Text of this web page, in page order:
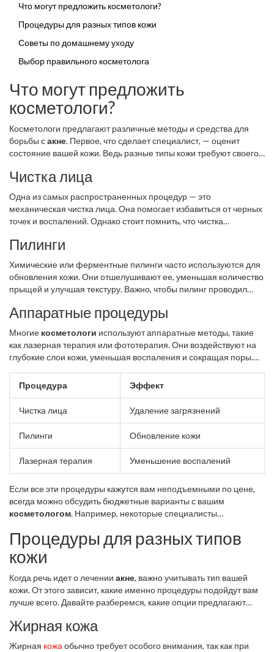
Что могут предложить косметологи?
Процедуры для разных типов кожи
Советы по домашнему уходу
Выбор правильного косметолога
Что могут предложить
косметологи?
Косметологи предлагают различные методы и средства для
борьбы сакне. Первое, что сделает специалист, — оценит
состояние вашей кожи. Ведь разные типы кожи требуют своего
Чистка лица
Одна из самых распространенных процедур — это
механическая чистка лица. Она помогает избавиться от черных
точек и воспалений. Однако стоит помнить, что чистка
чтобы избежать новых высыпаний.
Пилинги
Химические или ферментные пилинги часто используются для
обновления кожи. Они отшелушивают ее, уменьшая количество
прыщей и улучшая текстуру. Важно, чтобы пилинг проводил
Аппаратные процедуры
Многие косметологи используют аппаратные методы, такие
как лазерная терапия или фототерапия. Они воздействуют на
глубокие слои кожи, уменьшая воспаления и сокращая поры.
Процедура
Эффект
Чистка лица Удаление загрязнений
Пилинги Обновление кожи
Лазерная терапия Уменьшение воспалений
Если все эти процедуры кажутся вам неподъемными по цене,
всегда можно обсудить бюджетные варианты с вашим
косметологом. Например, некоторые специалисты
Процедуры для разных типов
кожи
Когда речь идет о лечении акне, важно учитывать тип вашей
кожи. От этого зависит, какие именно процедуры подойдут вам
лучше всего. Давайте разберемся, какие опции предлагают
Жирная кожа
Жирная кожа обычно требует особого внимания, так как при